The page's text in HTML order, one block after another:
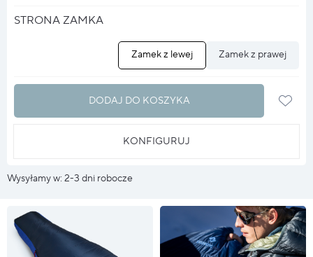
STRONA ZAMKA
Zamek z prawej
Zamek z lewej
DODAJ DO KOSZYKA
KONFIGURUJ
Wysyłamy w: 2-3 dni robocze